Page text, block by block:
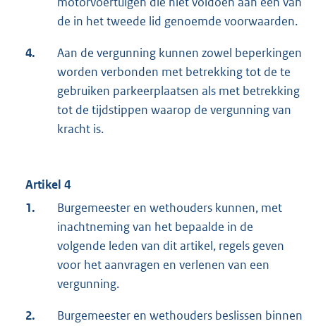
de in het tweede lid genoemde voorwaarden.
4.
Aan de vergunning kunnen zowel beperkingen
worden verbonden met betrekking tot de te
gebruiken parkeerplaatsen als met betrekking
tot de tijdstippen waarop de vergunning van
kracht is.
Artikel 4
1.
Burgemeester en wethouders kunnen, met
inachtneming van het bepaalde in de
volgende leden van dit artikel, regels geven
voor het aanvragen en verlenen van een
vergunning.
2.
Burgemeester en wethouders beslissen binnen